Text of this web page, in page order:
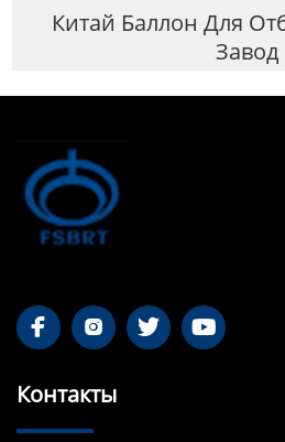
Китай Баллон Для
Завод
   
Контакты